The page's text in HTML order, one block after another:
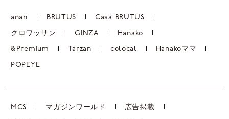
anan BRUTUS Casa BRUTUS
クロワッサン GINZA Hanako
&Premium Tarzan colocal Hanakoママ
POPEYE
MCS マガジンワールド 広告掲載